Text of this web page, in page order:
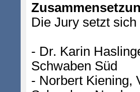
Die Jury setzt
- Dr. Karin
Schwaben Süd
- Norbert Kiening,